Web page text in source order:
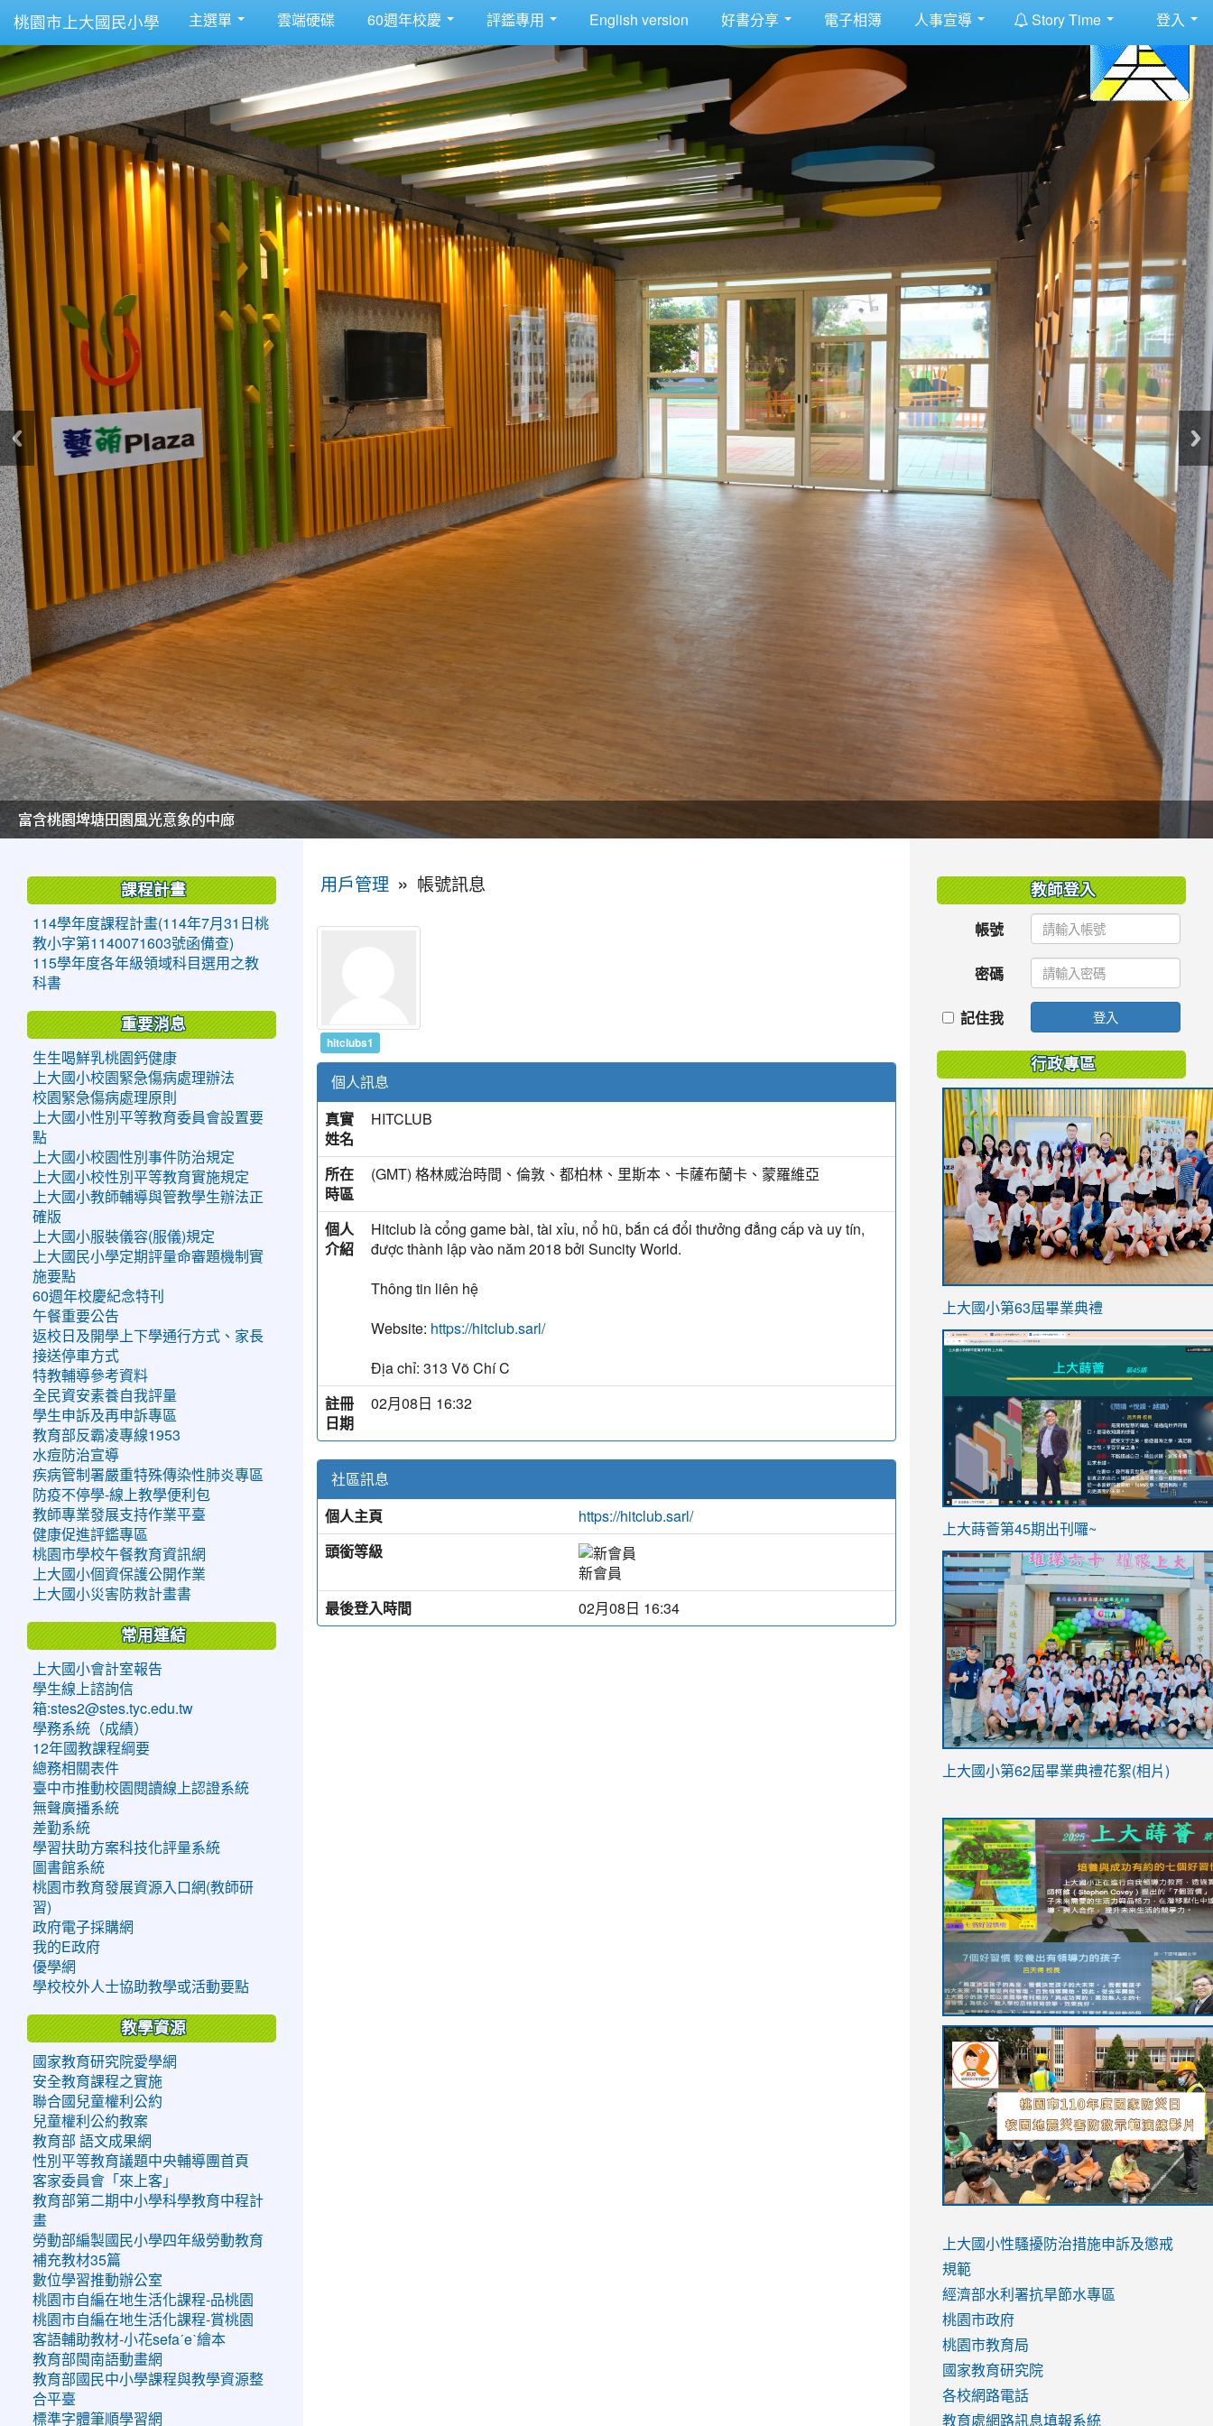
桃園市上大國民小學 主選單 雲端硬碟 60週年校慶 評鑑專用 English version 好書分享 電子相簿 人事宣導 Story Time 登入
美麗的操場是我們活力的來源
美麗的操場是我們活力的來源
煥然一新的小司令台
煥然一新的小司令台
富含桃園埤塘田園風光意象的中廊
富含桃園埤塘田園風光意象的中廊
嶄新的中庭廣場
嶄新的中庭廣場
水生池生生不息
水生池生生不息
用戶管理 » 帳號訊息
hitclubs1
個人訊息
真實
姓名
HITCLUB
所在
時區
(GMT) 格林威治時間、倫敦、都柏林、里斯本、卡薩布蘭卡、蒙羅維亞
個人
介紹
Hitclub là cổng game bài, tài xỉu, nổ hũ, bắn cá đổi thưởng đẳng cấp và uy tín,
được thành lập vào năm 2018 bởi Suncity World.
Thông tin liên hệ
Website: https://hitclub.sarl/
Địa chỉ: 313 Võ Chí C
註冊
日期
02月08日 16:32
社區訊息
個人主頁
https://hitclub.sarl/
頭銜等級
新會員
最後登入時間
02月08日 16:34
課程計畫
114學年度課程計畫(114年7月31日桃
教小字第1140071603號函備查)
115學年度各年級領域科目選用之教
科書
重要消息
生生喝鮮乳桃園鈣健康
上大國小校園緊急傷病處理辦法
校園緊急傷病處理原則
上大國小性別平等教育委員會設置要
點
上大國小校園性別事件防治規定
上大國小校性別平等教育實施規定
上大國小教師輔導與管教學生辦法正
確版
上大國小服裝儀容(服儀)規定
上大國民小學定期評量命審題機制實
施要點
60週年校慶紀念特刊
午餐重要公告
返校日及開學上下學通行方式、家長
接送停車方式
特教輔導參考資料
全民資安素養自我評量
學生申訴及再申訴專區
教育部反霸凌專線1953
水痘防治宣導
疾病管制署嚴重特殊傳染性肺炎專區
防疫不停學-線上教學便利包
教師專業發展支持作業平臺
健康促進評鑑專區
桃園市學校午餐教育資訊網
上大國小個資保護公開作業
上大國小災害防救計畫書
常用連結
上大國小會計室報告
學生線上諮詢信
箱:stes2@stes.tyc.edu.tw
學務系統（成績）
12年國教課程綱要
總務相關表件
臺中市推動校園閱讀線上認證系統
無聲廣播系統
差勤系統
學習扶助方案科技化評量系統
圖書館系統
桃園市教育發展資源入口網(教師研
習)
政府電子採購網
我的E政府
優學網
學校校外人士協助教學或活動要點
教學資源
國家教育研究院愛學網
安全教育課程之實施
聯合國兒童權利公約
兒童權利公約教案
教育部 語文成果網
性別平等教育議題中央輔導團首頁
客家委員會「來上客」
教育部第二期中小學科學教育中程計
畫
勞動部編製國民小學四年級勞動教育
補充教材35篇
數位學習推動辦公室
桃園市自編在地生活化課程-品桃園
桃園市自編在地生活化課程-賞桃園
客語輔助教材-小花sefaˊeˋ繪本
教育部閩南語動畫網
教育部國民中小學課程與教學資源整
合平臺
標準字體筆順學習網
教師登入
帳號
密碼
記住我 登入
行政專區
link
https://sites.google.com/stes.tyc.edu.tw/
上大國小第63屆畢業典禮
link
ink
https://sites.google.com/stes.tyc.edu.tw/
link
https://sites.google.com/stes.tyc.edu.tw/
上大蒔薈第45期出刊囉~
link
YfDQppRvyMk686kIw6SBbssEIZ6WnT/
usp=sharing
上大國小第62屆畢業典禮花絮(相片)
to
https://drive.google.com/file/d/1I-
YfDQppRvyMk686kIw6SBbssEIZ6WnT/
usp=sharing
to
https://sites.google.com/stes.tyc.edu.tw/
link
to
https://sites.google.com/stes.tyc.edu.tw/
link
to
https://drive.google.com/file/d/
usp=sharing
link
to
https://youtu.be/jJOMVWY3-
8M
link
to
https://drive.google.com/file/d/
usp=sharing
to
https://www.youtube.com/watch?
v=hC_gdZndU9s
to
https://www.youtube.com/watch?
v=hC_gdZndU9s
link
to
https://www.youtube.com/watch?
v=mfpNykQ0g4M
上大國小性騷擾防治措施申訴及懲戒
規範
經濟部水利署抗旱節水專區
桃園市政府
桃園市教育局
國家教育研究院
各校網路電話
教育處網路訊息填報系統